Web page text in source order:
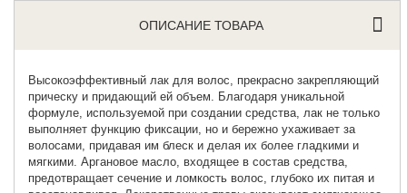
ОПИСАНИЕ ТОВАРА
Высокоэффективный лак для волос , прекрасно закрепляющий
прическу и придающий ей объем. Благодаря уникальной
формуле, используемой при создании средства, лак не только
выполняет функцию фиксации, но и бережно ухаживает за
волосами, придавая им блеск и делая их более гладкими и
мягкими. Аргановое масло, входящее в состав средства,
предотвращает сечение и ломкость волос, глубоко их питая и